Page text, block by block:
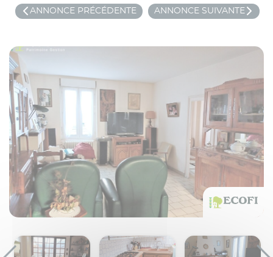
ANNONCE PRÉCÉDENTE ANNONCE SUIVANTE